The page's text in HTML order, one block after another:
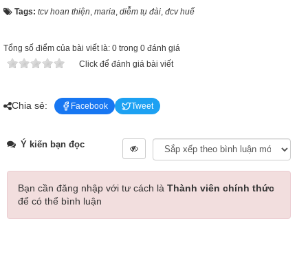
Tags: tcv hoan thiện, maria, diễm tụ đài, đcv huế
Tổng số điểm của bài viết là: 0 trong 0 đánh giá
Click để đánh giá bài viết
Chia sẻ: Facebook Tweet
Ý kiến bạn đọc
Bạn cần đăng nhập với tư cách là Thành viên chính thức
để có thể bình luận